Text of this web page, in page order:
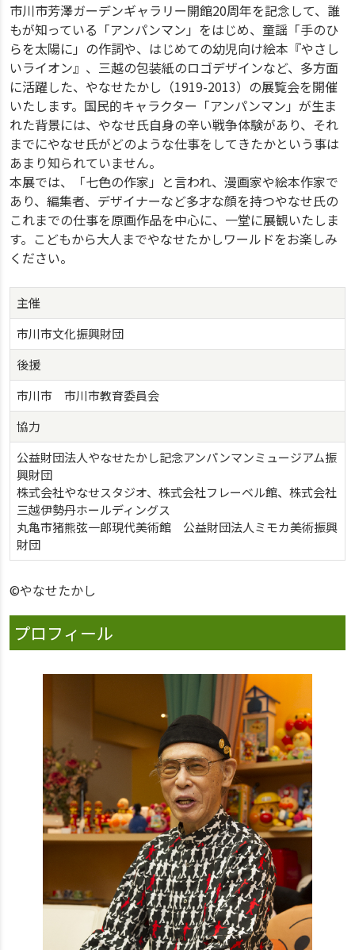
市川市芳澤ガーデンギャラリー開館20周年を記念して、誰
もが知っている「アンパンマン」をはじめ、童謡「手のひ
らを太陽に」の作詞や、はじめての幼児向け絵本『やさし
いライオン』、三越の包装紙のロゴデザインなど、多方面
に活躍した、やなせたかし（1919-2013）の展覧会を開催
いたします。国民的キャラクター「アンパンマン」が生ま
れた背景には、やなせ氏自身の辛い戦争体験があり、それ
までにやなせ氏がどのような仕事をしてきたかという事は
あまり知られていません。
本展では、「七色の作家」と言われ、漫画家や絵本作家で
あり、編集者、デザイナーなど多才な顔を持つやなせ氏の
これまでの仕事を原画作品を中心に、一堂に展観いたしま
す。こどもから大人までやなせたかしワールドをお楽しみ
ください。
主催
市川市文化振興財団
後援
市川市 市川市教育委員会
協力
公益財団法人やなせたかし記念アンパンマンミュージアム振
興財団
株式会社やなせスタジオ、株式会社フレーベル館、株式会社
三越伊勢丹ホールディングス
丸亀市猪熊弦一郎現代美術館 公益財団法人ミモカ美術振興
財団
©やなせたかし
プロフィール